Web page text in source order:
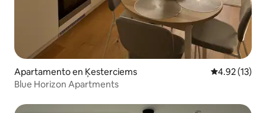
Apartamento en Ķesterciems Calificación
4.92 (13)
Blue Horizon Apartments